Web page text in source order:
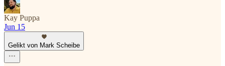
Kay Puppa
Jun 15
Gelikt von Mark Scheibe